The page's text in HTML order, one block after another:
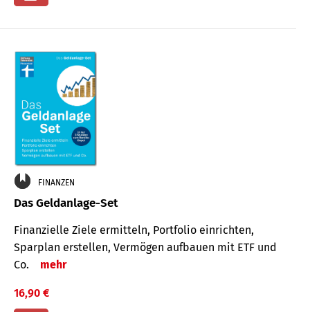
FINANZEN
Das Geldanlage-Set
Finanzielle Ziele ermitteln, Portfolio einrichten,
Sparplan erstellen, Vermögen aufbauen mit ETF und
Co.
mehr
16,90 €